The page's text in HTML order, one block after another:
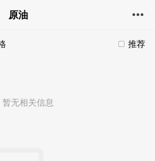
原油
推荐
无相关信息